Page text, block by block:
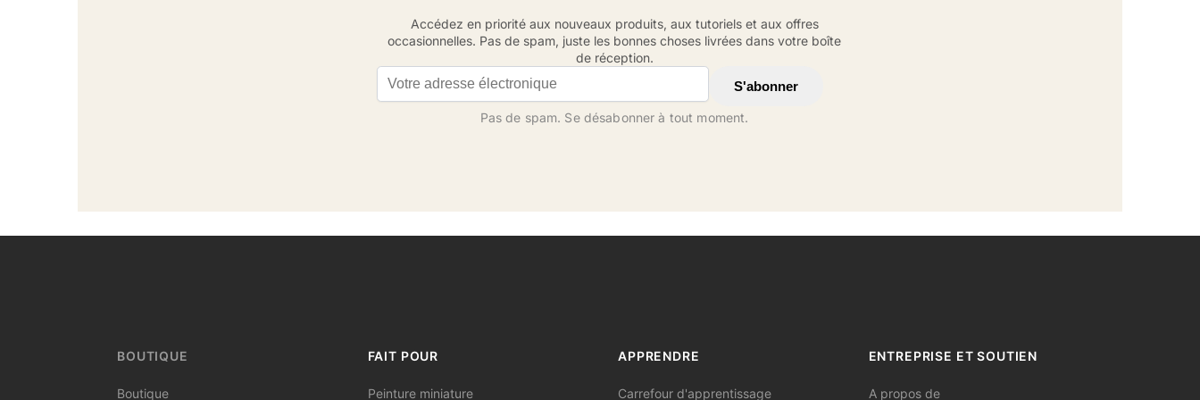
Accédez en priorité aux nouveaux produits, aux tutoriels et aux offres
occasionnelles. Pas de spam, juste les bonnes choses livrées dans votre boîte
de réception.
Email address
S'abonner
Pas de spam. Se désabonner à tout moment.
BOUTIQUE
Boutique
FAIT POUR
Peinture miniature
APPRENDRE
Carrefour d'apprentissage
ENTREPRISE ET SOUTIEN
A propos de